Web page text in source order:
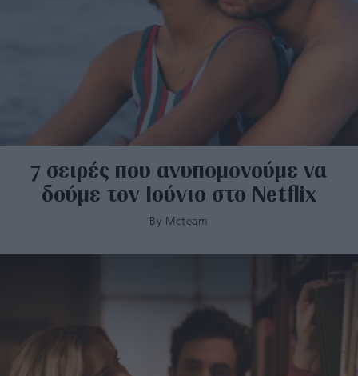
7 σειρές που ανυπομονούμε να
δούμε τον Ιούνιο στο Netflix
By Mcteam